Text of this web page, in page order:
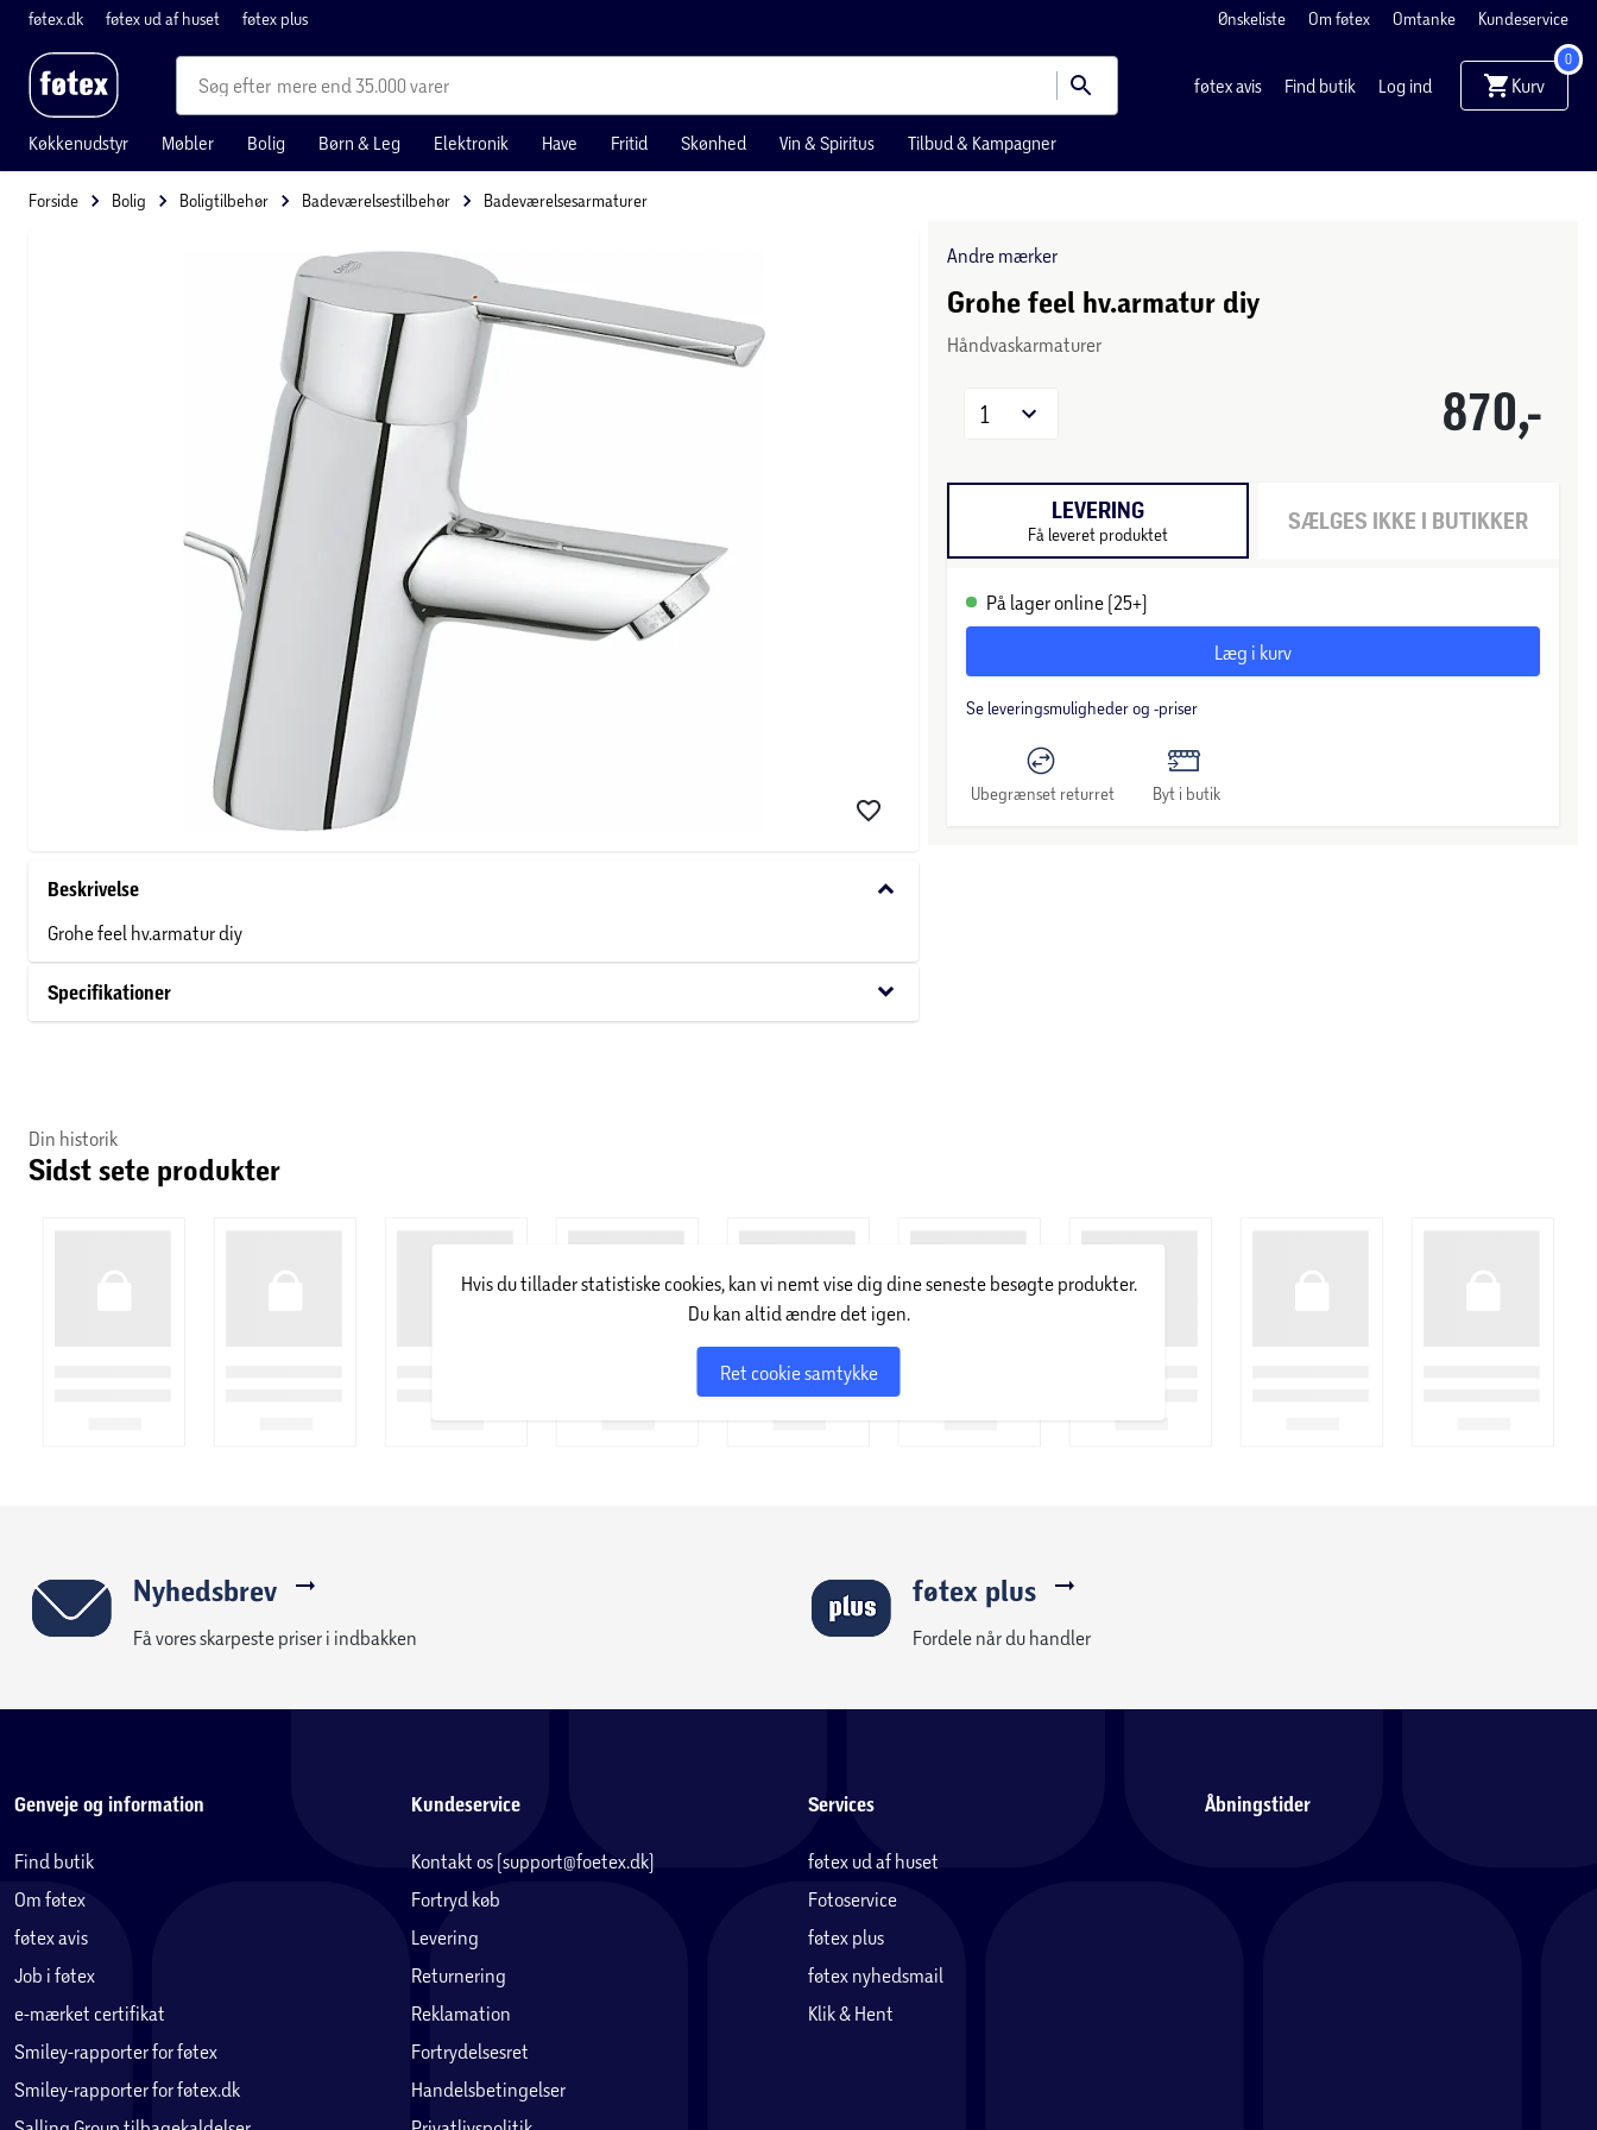
føtex.dk føtex ud af huset føtex plus Ønskeliste Om føtex Omtanke Kundeservice
mere end 35.000 varer føtex avis Find butik Log ind Kurv
0
Køkkenudstyr Møbler Bolig Børn & Leg Elektronik Have Fritid Skønhed Vin & Spiritus Tilbud & Kampagner
Forside Bolig Boligtilbehør Badeværelsestilbehør Badeværelsesarmaturer
Beskrivelse keyboard_arrow_down
Grohe feel hv.armatur diy
Specifikationer keyboard_arrow_down
Andre mærker
Grohe feel hv.armatur diy
Håndvaskarmaturer
870,-
1
LEVERING
Få leveret produktet SÆLGES IKKE I BUTIKKER
På lager online (25+)
Læg i kurv
Se leveringsmuligheder og -priser
Ubegrænset returret Byt i butik
Din historik
Sidst sete produkter
Hvis du tillader statistiske cookies, kan vi nemt vise dig dine seneste besøgte produkter.
Du kan altid ændre det igen.
Ret cookie samtykke
Nyhedsbrev
Få vores skarpeste priser i indbakken
føtex plus
Fordele når du handler
Genveje og information
Find butik
Om føtex
føtex avis
Job i føtex
e-mærket certifikat
Smiley-rapporter for føtex
Smiley-rapporter for føtex.dk
Kundeservice
Kontakt os (support@foetex.dk)
Fortryd køb
Levering
Returnering
Reklamation
Fortrydelsesret
Handelsbetingelser
Services
føtex ud af huset
Fotoservice
føtex plus
føtex nyhedsmail
Klik & Hent
Åbningstider